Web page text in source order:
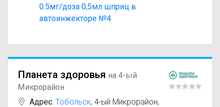
0.5мг/доза 0,5мл шприц в
автоинжекторе №4
Планета здоровья на 4-ый
Микрорайон
Адрес: Тобольск, 4-ый Микрорайон,